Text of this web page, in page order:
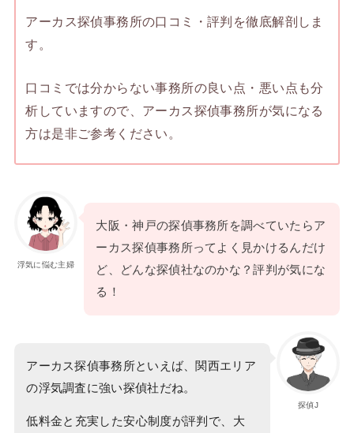
アーカス探偵事務所の口コミ・評判を徹底解剖しま
す。
口コミでは分からない事務所の良い点・悪い点も分
析していますので、アーカス探偵事務所が気になる
方は是非ご参考ください。
浮気に悩む主婦
大阪・神戸の探偵事務所を調べていたらア
ーカス探偵事務所ってよく見かけるんだけ
ど、どんな探偵社なのかな？評判が気にな
る！
探偵J
アーカス探偵事務所といえば、関西エリア
の浮気調査に強い探偵社だね。
低料金と充実した安心制度が評判で、大